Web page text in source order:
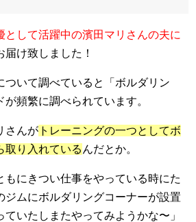
として活躍中の濱田マリさんの夫に
届け致しました！
ついて調べていると
「ボルダリン
が頻繁に調べられています。
さんが トレーニングの一つとしてボ
取り入れているんだとか。
もにきつい仕事をやっている時にた
ジムにボルダリングコーナーが設置
いたしまたやってみようかな〜」